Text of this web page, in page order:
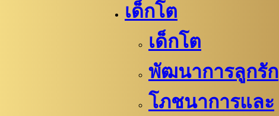
เด็กโต
เด็กโต
พัฒนาการลูกรัก
โภชนาการและ